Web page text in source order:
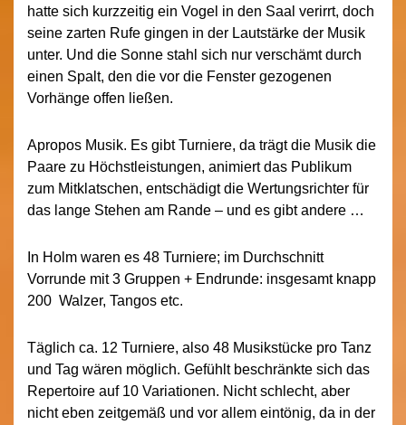
hatte sich kurzzeitig ein Vogel in den Saal verirrt, doch
seine zarten Rufe gingen in der Lautstärke der Musik
unter. Und die Sonne stahl sich nur verschämt durch
einen Spalt, den die vor die Fenster gezogenen
Vorhänge offen ließen.
Apropos Musik. Es gibt Turniere, da trägt die Musik die
Paare zu Höchstleistungen, animiert das Publikum
zum Mitklatschen, entschädigt die Wertungsrichter für
das lange Stehen am Rande – und es gibt andere …
In Holm waren es 48 Turniere; im Durchschnitt
Vorrunde mit 3 Gruppen + Endrunde: insgesamt knapp
200 Walzer, Tangos etc.
Täglich ca. 12 Turniere, also 48 Musikstücke pro Tanz
und Tag wären möglich. Gefühlt beschränkte sich das
Repertoire auf 10 Variationen. Nicht schlecht, aber
nicht eben zeitgemäß und vor allem eintönig, da in der